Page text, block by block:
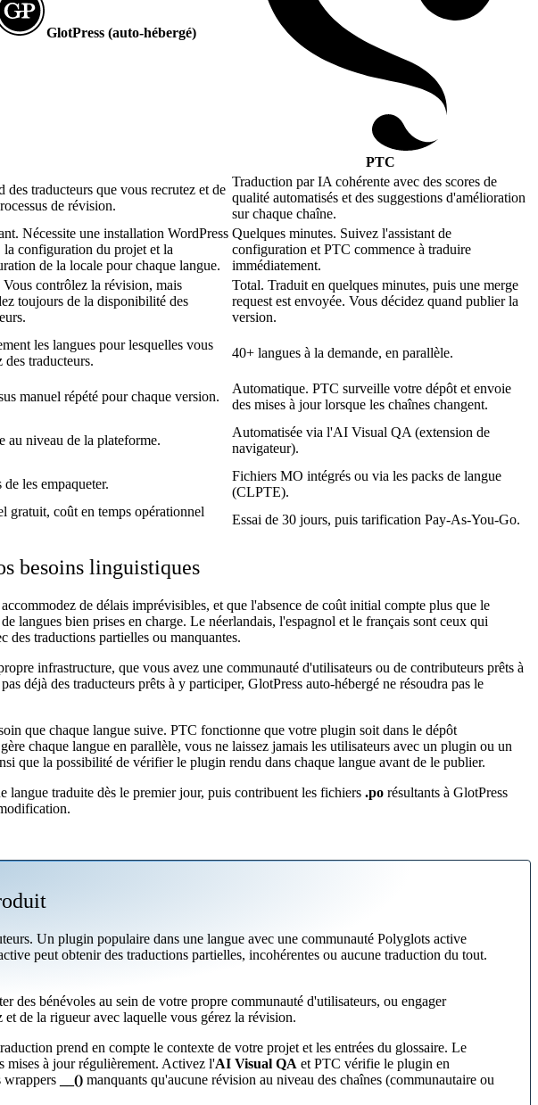
GlotPress (auto-hébergé)
PTC
des traducteurs que vous recrutez et de
de révision.
Traduction par IA cohérente avec des scores de
qualité automatisés et des suggestions d'amélioration
sur chaque chaîne.
Nécessite une installation WordPress
la configuration du projet et la
de la locale pour chaque langue.
Quelques minutes. Suivez l'assistant de
configuration et PTC commence à traduire
immédiatement.
Vous contrôlez la révision, mais
toujours de la disponibilité des
Total. Traduit en quelques minutes, puis une merge
request est envoyée. Vous décidez quand publier la
version.
les langues pour lesquelles vous
des traducteurs.
40+ langues à la demande, en parallèle.
manuel répété pour chaque version.
Automatique. PTC surveille votre dépôt et envoie
des mises à jour lorsque les chaînes changent.
au niveau de la plateforme.
Automatisée via l'AI Visual QA (extension de
navigateur).
les empaqueter.
Fichiers MO intégrés ou via les packs de langue
(CLPTE).
gratuit, coût en temps opérationnel
Essai de 30 jours, puis tarification Pay-As-You-Go.
besoins linguistiques
de délais imprévisibles, et que l'absence de coût initial compte plus que le
langues bien prises en charge. Le néerlandais, l'espagnol et le français sont ceux qui
des traductions partielles ou manquantes.
infrastructure, que vous avez une communauté d'utilisateurs ou de contributeurs prêts à
déjà des traducteurs prêts à y participer, GlotPress auto-hébergé ne résoudra pas le
que chaque langue suive. PTC fonctionne que votre plugin soit dans le dépôt
chaque langue en parallèle, vous ne laissez jamais les utilisateurs avec un plugin ou un
que la possibilité de vérifier le plugin rendu dans chaque langue avant de le publier.
traduite dès le premier jour, puis contribuent les fichiers .po résultants à GlotPress
Un plugin populaire dans une langue avec une communauté Polyglots active
peut obtenir des traductions partielles, incohérentes ou aucune traduction du tout.
des bénévoles au sein de votre propre communauté d'utilisateurs, ou engager
et de la rigueur avec laquelle vous gérez la révision.
prend en compte le contexte de votre projet et les entrées du glossaire. Le
mises à jour régulièrement. Activez l'AI Visual QA et PTC vérifie le plugin en
wrappers
__() manquants qu'aucune révision au niveau des chaînes (communautaire ou